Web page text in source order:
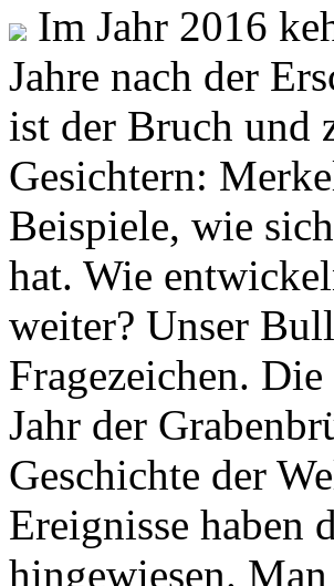
Im Jahr 2016
Jahre nach der
ist der Bruch und
Gesichtern:
Beispiele, wie
hat. Wie
weiter? Unser
Fragezeichen.
Jahr der
Geschichte der
Ereignisse haben
hingewiesen.